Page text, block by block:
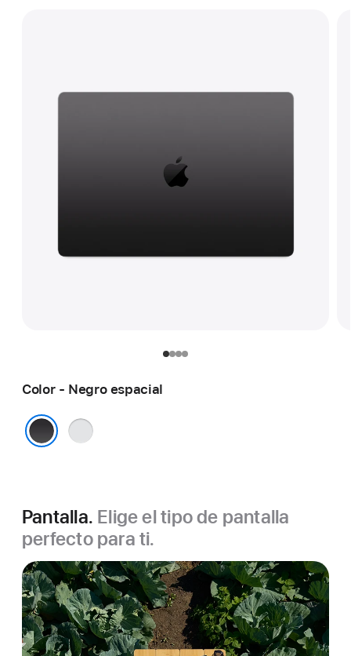
Color - Negro espacial
Plata
Pantalla. Elige el tipo de pantalla
perfecto para ti.